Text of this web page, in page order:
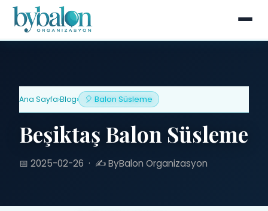
Ana Sayfa›Blog› 🎈 Balon Süsleme
Beşiktaş Balon Süsleme
📅 2025-02-26 · ✍️ ByBalon Organizasyon